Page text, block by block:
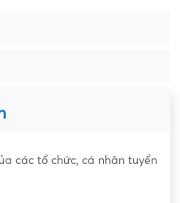
các tổ chức, cá nhân tuyển